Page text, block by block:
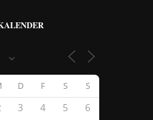
D F S S
3 4 5 6